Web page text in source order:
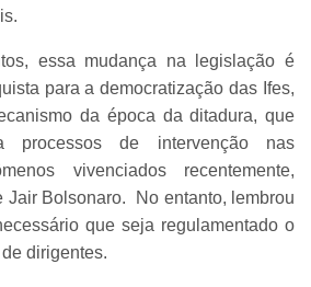
essa mudança na legislação é
para a democratização das Ifes,
da época da ditadura, que
processos de intervenção nas
vivenciados recentemente,
Jair Bolsonaro. No entanto, lembrou
que seja regulamentado o
dirigentes.